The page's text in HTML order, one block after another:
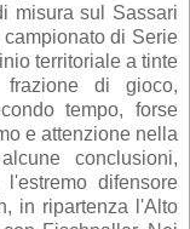
misura sul Sassari
di Serie
territoriale a tinte
di gioco,
tempo, forse
e attenzione nella
conclusioni,
difensore
in ripartenza l'Alto